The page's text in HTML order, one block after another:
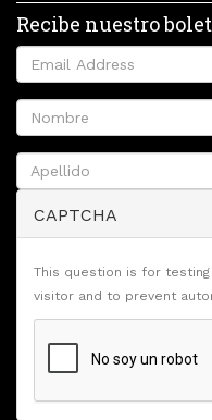
Recibe nuestro
CAPTCHA
This question is for
visitor and to prevent